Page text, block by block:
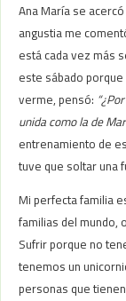
Ana María se
angustia me
está cada vez más
este sábado
verme, pensó:
unida como la de
entrenamiento de
tuve que soltar una
Mi perfecta familia
familias del mundo,
Sufrir porque no
tenemos un
personas que